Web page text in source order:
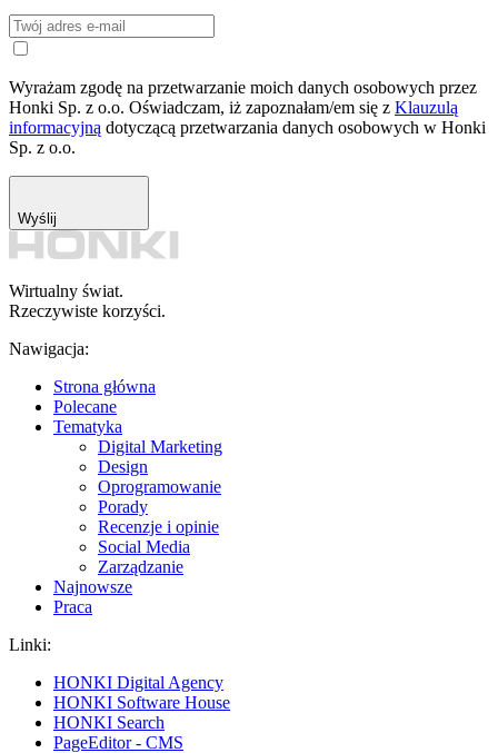
Wyrażam zgodę na przetwarzanie moich danych osobowych przez
Honki Sp. z o.o. Oświadczam, iż zapoznałam/em się z Klauzulą
informacyjną dotyczącą przetwarzania danych osobowych w Honki
Sp. z o.o.
Wyślij
Wirtualny świat.
Rzeczywiste korzyści.
Nawigacja:
Strona główna
Polecane
Tematyka
Digital Marketing
Design
Oprogramowanie
Porady
Recenzje i opinie
Social Media
Zarządzanie
Najnowsze
Praca
Linki:
HONKI Digital Agency
HONKI Software House
HONKI Search
PageEditor - CMS